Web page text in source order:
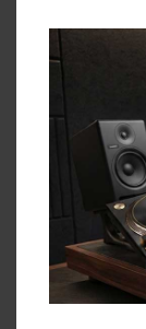
Contact Info
Sound in the
Ebay Store